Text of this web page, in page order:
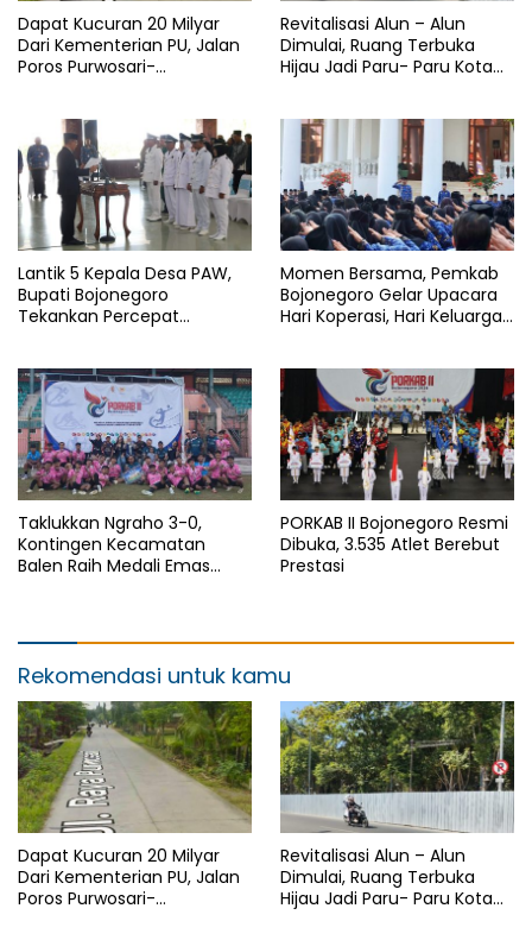
Dapat Kucuran 20 Milyar
Dari Kementerian PU, Jalan
Poros Purwosari-
Revitalisasi Alun – Alun
Dimulai, Ruang Terbuka
Hijau Jadi Paru- Paru Kota
Lantik 5 Kepala Desa PAW,
Bupati Bojonegoro
Tekankan Percepat
Momen Bersama, Pemkab
Bojonegoro Gelar Upacara
Hari Koperasi, Hari Keluarga
Taklukkan Ngraho 3-0,
Kontingen Kecamatan
Balen Raih Medali Emas
PORKAB II Bojonegoro Resmi
Dibuka, 3.535 Atlet Berebut
Prestasi
Rekomendasi untuk kamu
Dapat Kucuran 20 Milyar
Dari Kementerian PU, Jalan
Poros Purwosari-
Revitalisasi Alun – Alun
Dimulai, Ruang Terbuka
Hijau Jadi Paru- Paru Kota